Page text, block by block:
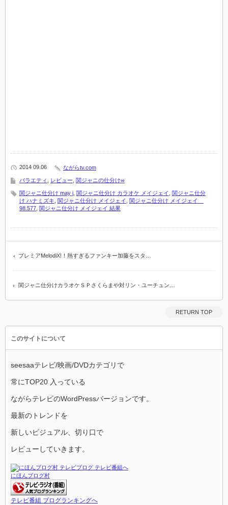
2014 09.06 ながらtv.com
バラエティ レビュー 関ジャニの仕分け∞
関ジャニ仕分け may j 関ジャニ仕分け カラオケ メイジェイ
関ジャニ仕分
け ハナミズキ
関ジャニ仕分け メイジェイ
関ジャニ仕分け メイジェイ
98.577 関ジャニ仕分け メイジェイ 結果
プレミアMelodiX!！熱すぎるファンキー加藤をスタ…
関ジャニ仕分けカラオケＳＰさくらまや対リン・ユーチュン…
RETURN TOP
このサイトについて
seesaaテレビ/映画/DVDカテゴリで
常にTOP20 入っている
ながらテレビのWordPressバージョンです。
最新のトレンドを
新しいビジュアル、切り口で
レビューしていきます。
にほんブログ村
テレビ番組 ブログランキングへ